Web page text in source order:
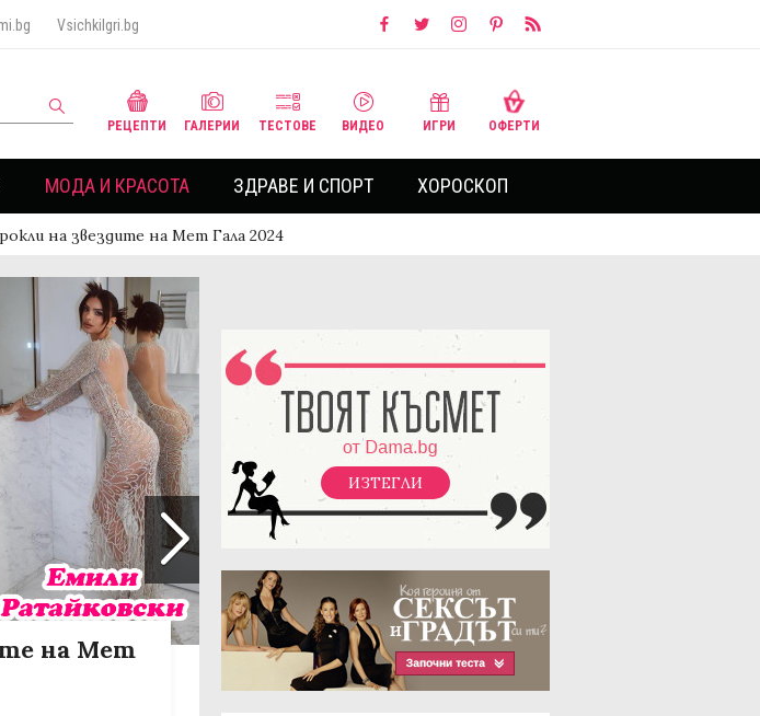
VsichkiIgri.bg
РЕЦЕПТИ ГАЛЕРИИ ТЕСТОВЕ ВИДЕО ИГРИ ОФЕРТИ
МОДА И КРАСОТА ЗДРАВЕ И СПОРТ ХОРОСКОП
рокли на звездите на Мет Гала 2024
на Мет
ИЗТЕГЛИ